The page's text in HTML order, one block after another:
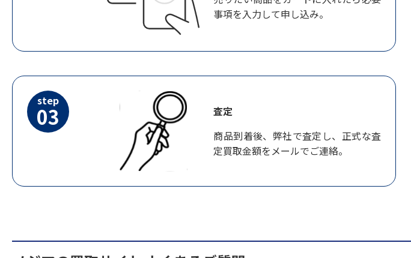
事項を入力して申し込み。
step
03
査定
商品到着後、弊社で査定し、正式な査
定買取金額をメールでご連絡。